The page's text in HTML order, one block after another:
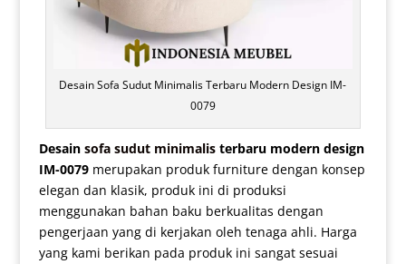
Desain Sofa Sudut Minimalis Terbaru Modern Design IM-
0079
Desain sofa sudut minimalisterbaru modern design
IM-0079merupakan produk furniture dengan konsep
elegan dan klasik, produk ini di produksi
menggunakan bahan baku berkualitas dengan
pengerjaan yang di kerjakan oleh tenaga ahli. Harga
yang kami berikan pada produk ini sangat sesuai